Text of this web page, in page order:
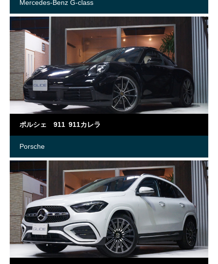
Mercedes-Benz G-class
ポルシェ 911 911カレラ
Porsche